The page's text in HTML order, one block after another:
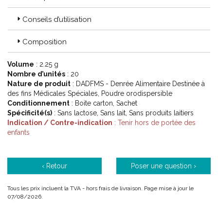
eau pure, sodas dont ceux à base de cola) sont inadaptées.
L' Organisation Mondiale de la Santé (OMS) recommande les
solutés de réhydratation orale dès que la diarrhée survient.
Le soluté de réhydratation orale est indispensable pour éviter
le risque de déshydratation lié à la diarrhée aiguë chez le
la persistance des selles liquides est normale. La diarrhée
disparaîtra en moins de 5 jours. Dans le but de raccourcir
cette durée, votre médecin peut vous prescrire un
médicament anti-diarrhéique en complément de la
réhydratation orale.
Code ACL : 7671358
Conseils d’utilisation
Composition
Volume : 2.25 g
Nombre d’unités : 20
Nature de produit : DADFMS - Denrée Alimentaire Destinée à
des fins Médicales Spéciales, Poudre orodispersible
Conditionnement : Boite carton, Sachet
Spécificité(s) : Sans lactose, Sans lait, Sans produits laitiers
Indication / Contre-indication : Tenir hors de portée des
enfants
‹ Retour Poser une question ›
Tous les prix incluent la TVA - hors frais de livraison. Page mise à jour le
07/08/2026.